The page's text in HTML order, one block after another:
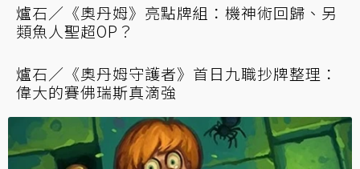
爐石／《奧丹姆》亮點牌組：機神術回歸、另
類魚人聖超OP？